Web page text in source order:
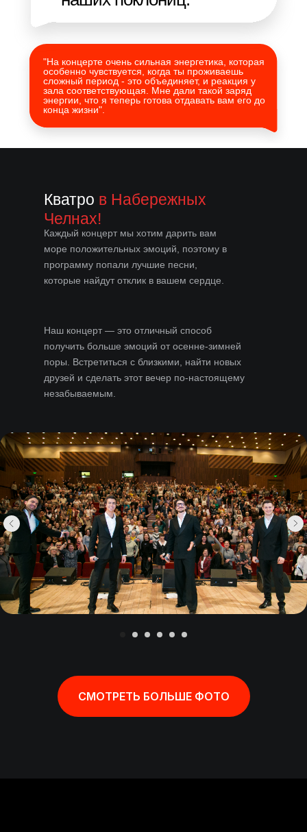
"На концерте очень сильная энергетика, которая
особенно чувствуется, когда ты проживаешь
сложный период - это объединяет, и реакция у
зала соответствующая. Мне дали такой заряд
энергии, что я теперь готова отдавать вам его до
конца жизни".
Кватро в Набережных
Челнах!
Каждый концерт мы хотим дарить вам
море положительных эмоций, поэтому в
программу попали лучшие песни,
которые найдут отклик в вашем сердце.
Наш концерт — это отличный способ
получить больше эмоций от осенне-зимней
поры. Встретиться с близкими, найти новых
друзей и сделать этот вечер по-настоящему
незабываемым.
СМОТРЕТЬ БОЛЬШЕ ФОТО